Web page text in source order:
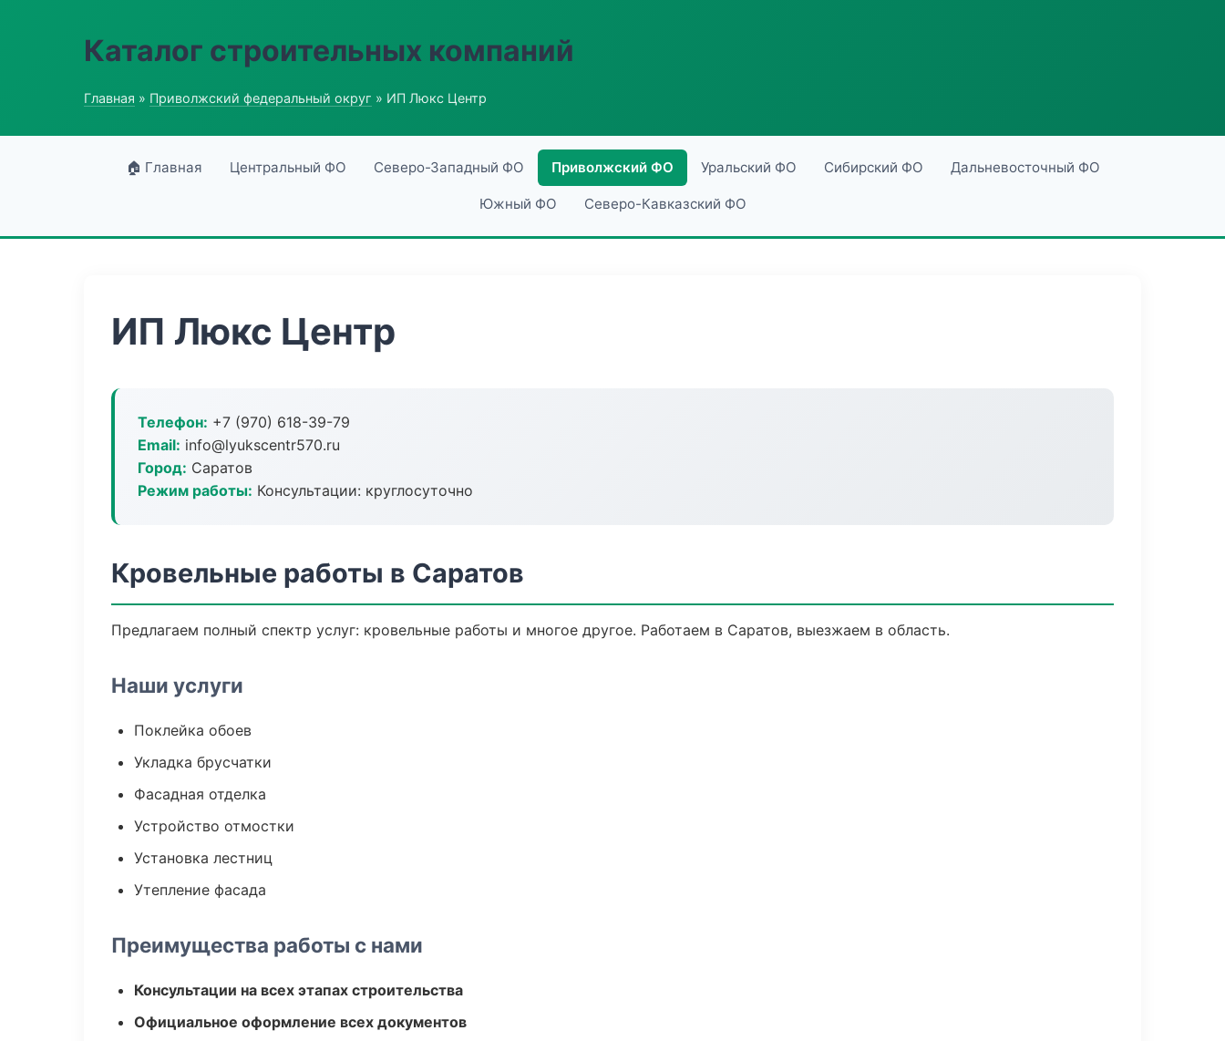
Каталог строительных компаний
Главная » Приволжский федеральный округ » ИП Люкс Центр
🏠 Главная Центральный ФО Северо-Западный ФО Приволжский ФО Уральский ФО Сибирский ФО Дальневосточный ФО
Южный ФО Северо-Кавказский ФО
ИП Люкс Центр
Телефон: +7 (970) 618-39-79
Email: info@lyukscentr570.ru
Город: Саратов
Режим работы: Консультации: круглосуточно
Кровельные работы в Саратов
Предлагаем полный спектр услуг: кровельные работы и многое другое. Работаем в Саратов, выезжаем в область.
Наши услуги
Поклейка обоев
Укладка брусчатки
Фасадная отделка
Устройство отмостки
Установка лестниц
Утепление фасада
Преимущества работы с нами
Консультации на всех этапах строительства
Официальное оформление всех документов